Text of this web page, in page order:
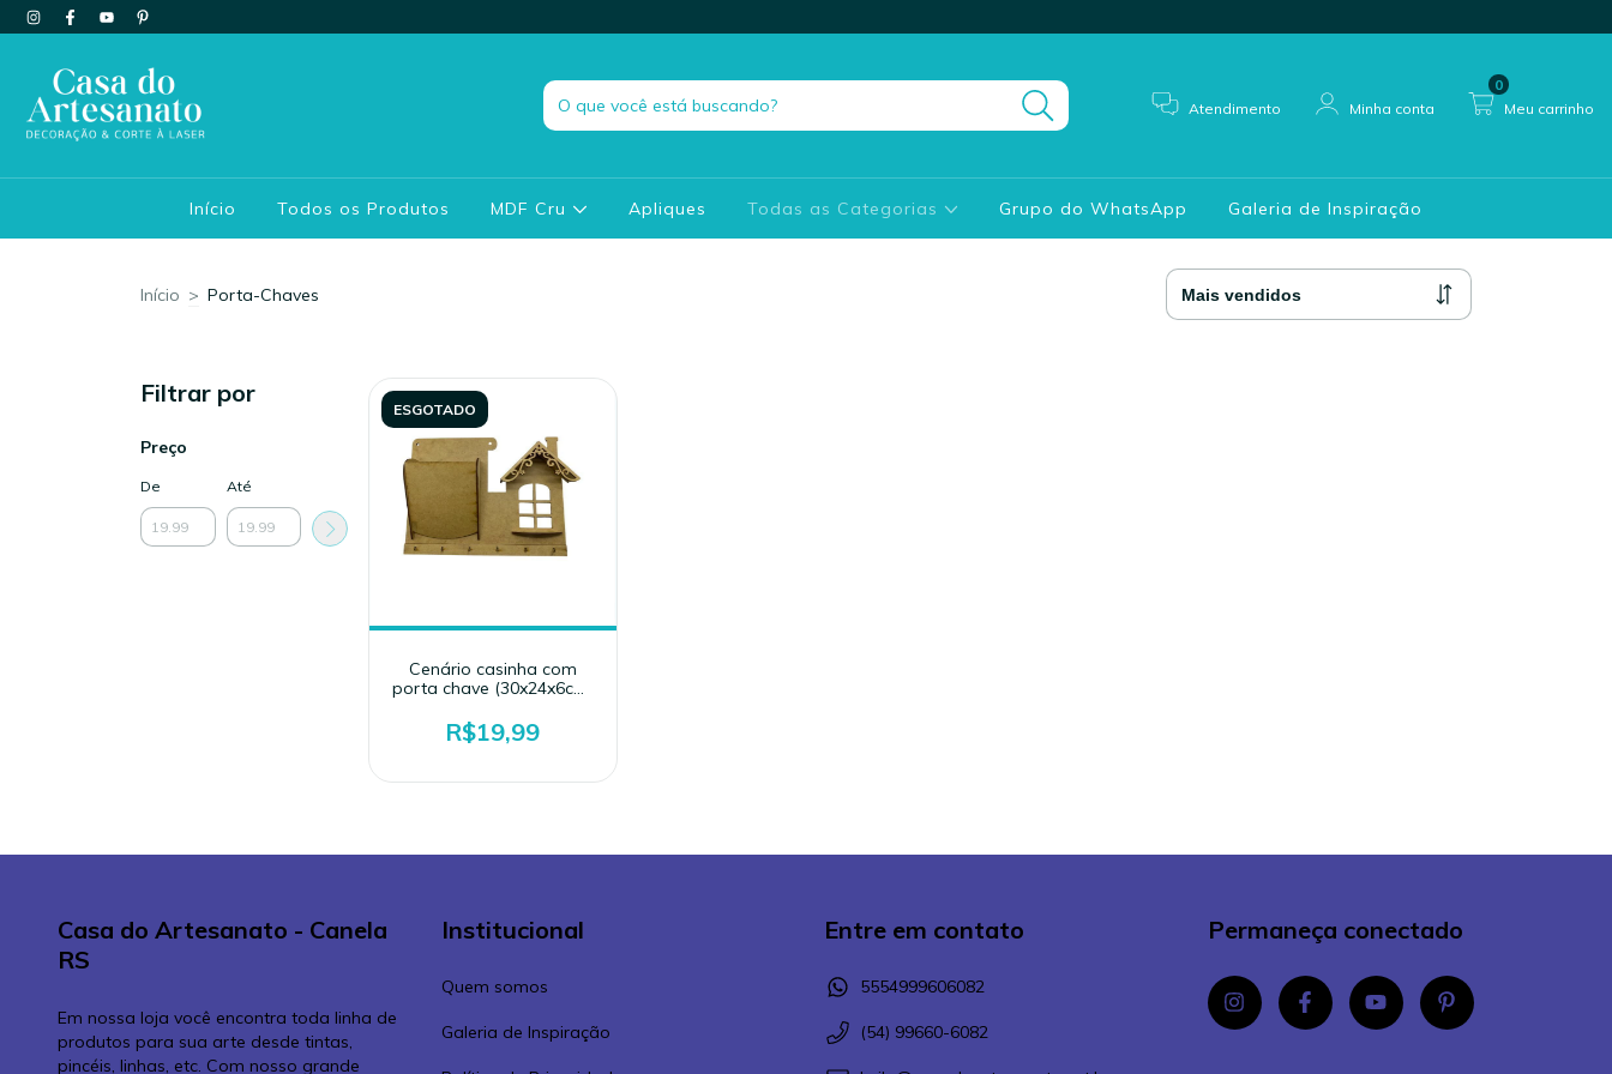
Atendimento Minha conta Meu carrinho
0
Início Todos os Produtos MDF Cru Apliques Todas as Categorias Grupo do WhatsApp Galeria de Inspiração
Início > Porta-Chaves
Filtrar por
Preço
De Até
ESGOTADO
Cenário casinha com
porta chave (30x24x6cm)
R$19,99
Casa do Artesanato - Canela
RS
Em nossa loja você encontra toda linha de
produtos para sua arte desde tintas,
pincéis, linhas, etc. Com nosso grande
Institucional
Quem somos
Galeria de Inspiração
Entre em contato
5554999606082
(54) 99660-6082
Permaneça conectado